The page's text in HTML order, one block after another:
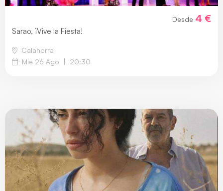
Desde 4 €
Sarao, ¡Vive la Fiesta!
Calahorra
Mié 26 Ago
| 20:30